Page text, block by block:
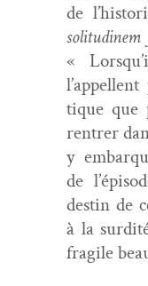
de
«
tique que
ren­tr­er
y
de
des­tin de
à la
frag­ile